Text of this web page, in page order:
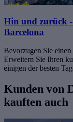
Hin und zurück -
Barcelona
Bevorzugen Sie
Erweitern Sie Ihren
einigen der besten
Kunden von
kauften auch